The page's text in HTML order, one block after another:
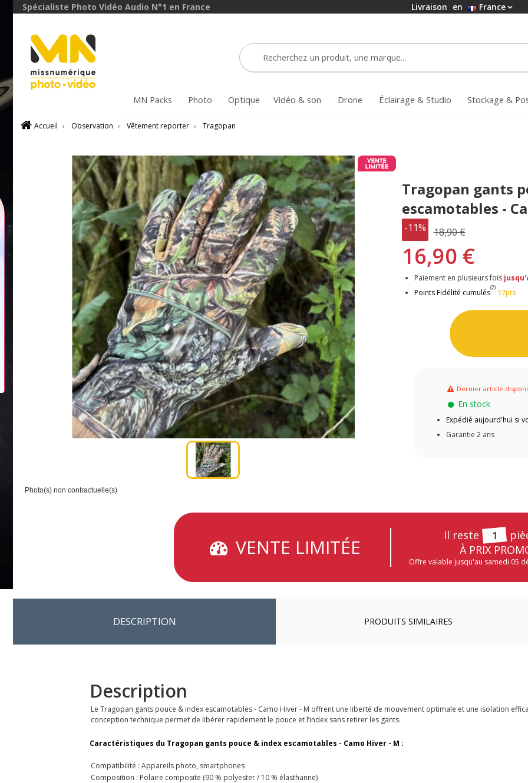
Spécialiste Photo Vidéo Audio N°1 en France Livraison en France
MN Packs Photo Optique Vidéo & son Drone Éclairage & Studio Stockage &
Accueil › Observation › Vêtement reporter › Tragopan
Photo(s) non contractuelle(s)
Tragopan gants
escamotables -
-11% 18,90 €
16,90 €
Paiement en plusieurs fois
Points Fidélité cumulés
(2)
17pts
Dernier article
En stock
Expédié aujourd'hui si
Garantie 2 ans
VENTE LIMITÉE
Il reste 1
À PRIX
Offre valable jusqu'au samedi 05
DESCRIPTION PRODUITS SIMILAIRES
Description
Le Tragopan gants pouce & index escamotables - Camo Hiver - M offrent une liberté de mouvement optimale et une isolation
conception technique permet de libérer rapidement le pouce et l’index sans retirer les gants.
Caractéristiques du Tragopan gants pouce & index escamotables - Camo Hiver - M :
Compatibilité : Appareils photo, smartphones
Composition : Polaire composite (90 % polyester / 10 % élasthanne)